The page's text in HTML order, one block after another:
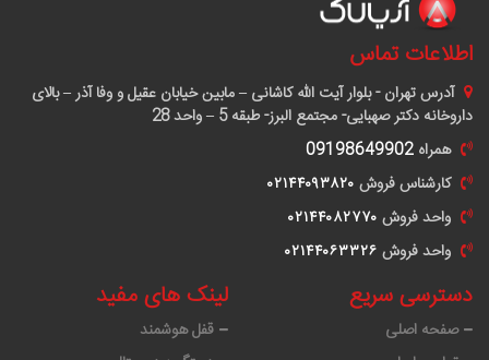
لینک های مفید
قفل هوشمند
دسترسی سریع
صفحه اصلی
اطلاعات تماس
آدرستهران - بلوار آیت الله کاشانی – مابین خیابان عقیل و وفا آذر – بالای
داروخانه دکتر صهبایی- مجتمع البرز- طبقه 5 – واحد 28
همراه 09198649902
کارشناس فروش ٠٢١۴۴٠٩٣٨٢٠
واحد فروش ٠٢١۴۴٠٨٢٧٧٠
واحد فروش ٠٢١۴۴٠۶٣٣٢۶